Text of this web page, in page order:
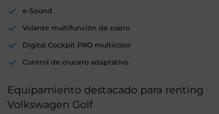
e-Sound
Volante multifunción de cuero
Digital Cockpit PRO multicolor
Control de crucero adaptativo
Equipamiento destacado para renting
Volkswagen Golf